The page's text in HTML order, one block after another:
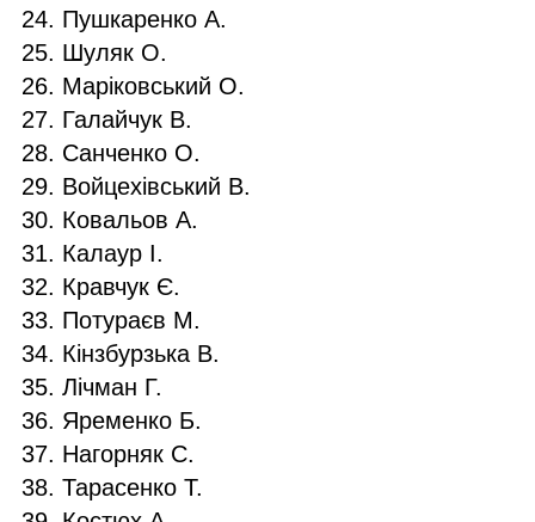
Пушкаренко А.
Шуляк О.
Маріковський О.
Галайчук В.
Санченко О.
Войцехівський В.
Ковальов А.
Калаур І.
Кравчук Є.
Потураєв М.
Кінзбурзька В.
Лічман Г.
Яременко Б.
Нагорняк С.
Тарасенко Т.